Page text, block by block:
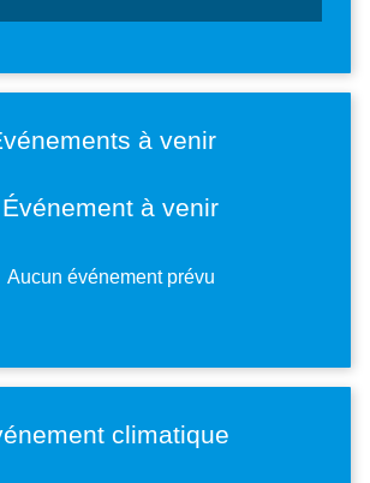
à venir
climatique